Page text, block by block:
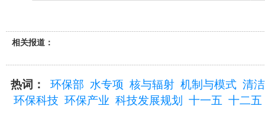
相关报道：
热词： 环保部 水专项 核与辐射 机制与模式 清
环保科技 环保产业 科技发展规划 十一五 十二五